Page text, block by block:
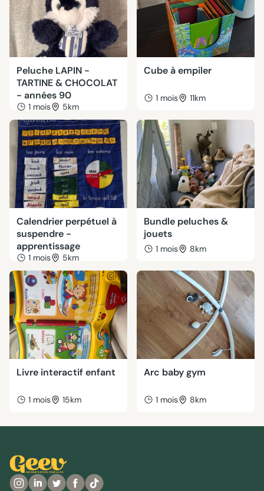
Peluche LAPIN -
TARTINE & CHOCOLAT
- années 90
1 mois 5km
Cube à empiler
1 mois 11km
Calendrier perpétuel à
suspendre -
apprentissage
1 mois 5km
Bundle peluches &
jouets
1 mois 8km
Livre interactif enfant
1 mois 15km
Arc baby gym
1 mois 8km